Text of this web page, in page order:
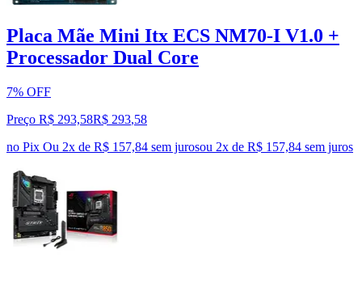
Placa Mãe Mini Itx ECS NM70-I V1.0 +
Processador Dual Core
7% OFF
Preço R$ 293,58R$ 293,58
no Pix Ou 2x de R$ 157,84 sem jurosou 2x de R$ 157,84 sem juros